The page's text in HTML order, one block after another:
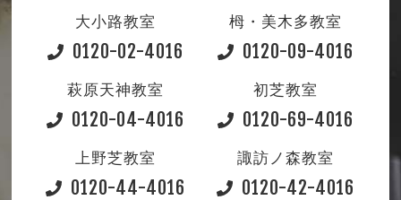
大小路教室
0120-02-4016
栂・美木多教室
0120-09-4016
萩原天神教室
0120-04-4016
初芝教室
0120-69-4016
上野芝教室
0120-44-4016
諏訪ノ森教室
0120-42-4016